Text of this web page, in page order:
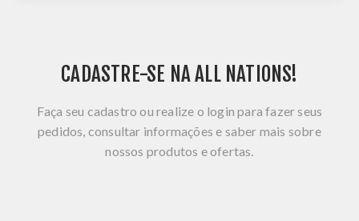
CADASTRE-SE NA ALL NATIONS!
Faça seu cadastro ou realize o login para fazer seus
pedidos, consultar informações e saber mais sobre
nossos produtos e ofertas.